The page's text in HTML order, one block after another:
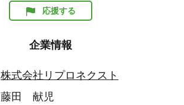
応援する
企業情報
株式会社リプロネクスト
藤田 献児